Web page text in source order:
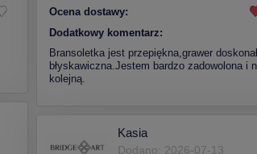
Ocena dostawy:
Dodatkowy komentarz:
Bransoletka jest przepiękna,grawer
błyskawiczna.Jestem bardzo zadowolona i
kolejną.
Kasia
Dodano: 2026-07-13